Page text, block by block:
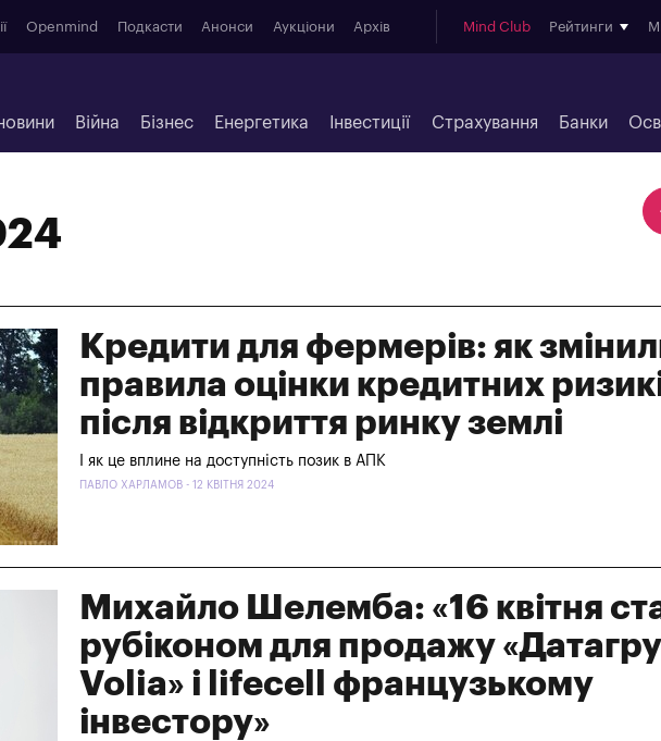
Openmind Подкасти Анонси Аукціони Архів Mind Club Рейтинги
Війна Бізнес Енергетика Інвестиції Страхування Банки
Кредити для фермерів: як
правила оцінки кредитних
після відкриття ринку землі
І як це вплине на доступність позик в АПК
ПАВЛО ХАРЛАМОВ - 12 КВІТНЯ 2024
Михайло Шелемба: «16 квітня
рубіконом для продажу
Volia» і lifecell французькому
інвестору»